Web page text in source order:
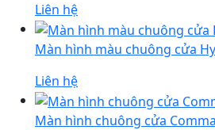
Liên hệ
Màn hình màu chuông cửa
Liên hệ
Màn hình chuông cửa